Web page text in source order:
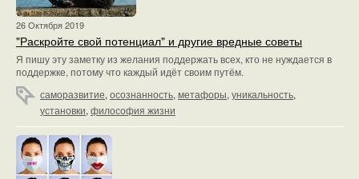
26 Октября 2019
"Раскройте свой потенциал" и другие вредные советы
Я пишу эту заметку из желания поддержать всех, кто не нуждается в
поддержке, потому что каждый идёт своим путём.
саморазвитие, осознанность, метафоры, уникальность,
установки, философия жизни